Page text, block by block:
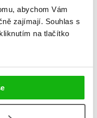
abychom Vám
zajímají. Souhlas s
na tlačítko